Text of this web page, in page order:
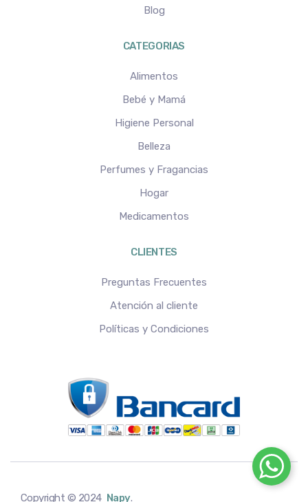
Blog
CATEGORIAS
Alimentos
Bebé y Mamá
Higiene Personal
Belleza
Perfumes y Fragancias
Hogar
Medicamentos
CLIENTES
Preguntas Frecuentes
Atención al cliente
Políticas y Condiciones
Copyright © 2024 Napy.